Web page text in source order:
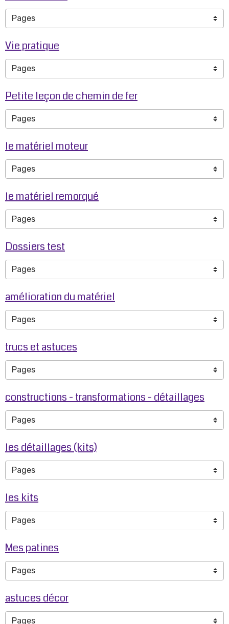
Vie pratique
Petite leçon de chemin de fer
le matériel moteur
le matériel remorqué
Dossiers test
amélioration du matériel
trucs et astuces
constructions - transformations - détaillages
les détaillages (kits)
les kits
Mes patines
astuces décor